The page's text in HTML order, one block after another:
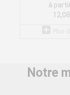
à
Notre